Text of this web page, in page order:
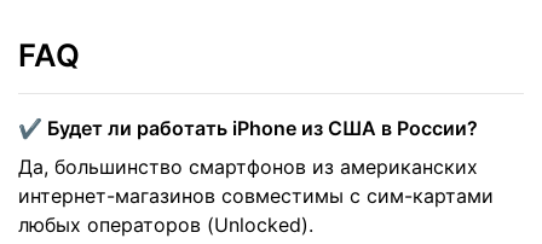
FAQ
✔️ Будет ли работать iPhone из США в России?
Да, большинство смартфонов из американских
интернет-магазинов совместимы с сим-картами
любых операторов (Unlocked).